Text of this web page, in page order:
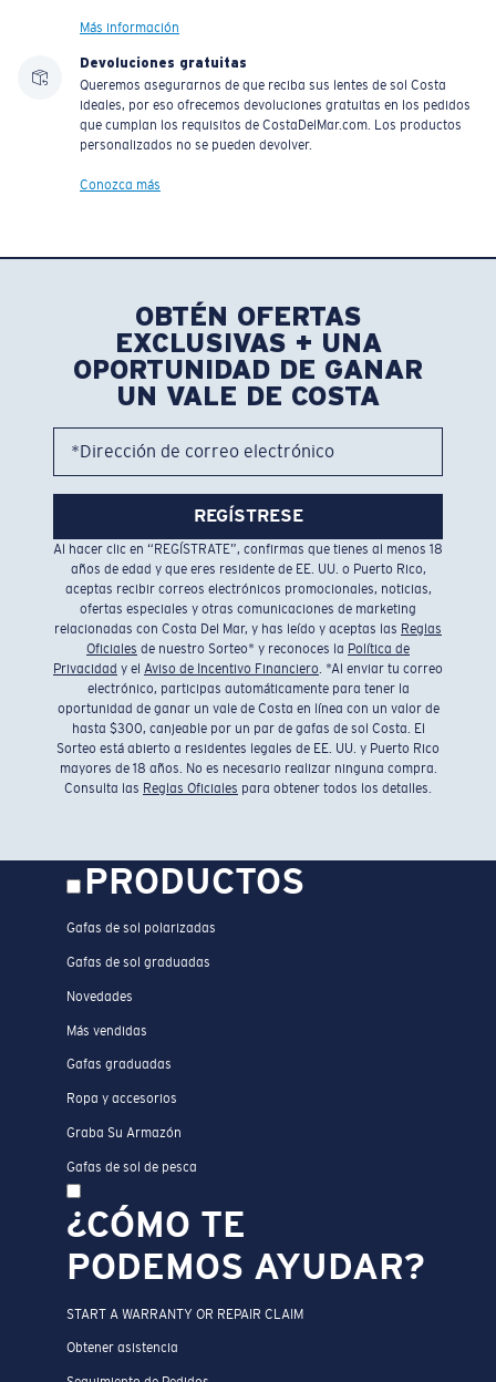
Más información
Devoluciones gratuitas
Queremos asegurarnos de que reciba sus lentes de sol Costa
ideales, por eso ofrecemos devoluciones gratuitas en los pedidos
que cumplan los requisitos de CostaDelMar.com. Los productos
personalizados no se pueden devolver.
Conozca más
OBTÉN OFERTAS
EXCLUSIVAS + UNA
OPORTUNIDAD DE GANAR
UN VALE DE COSTA
*Dirección de correo electrónico
REGÍSTRESE
Al hacer clic en “REGÍSTRATE”, confirmas que tienes al menos 18
años de edad y que eres residente de EE. UU. o Puerto Rico,
aceptas recibir correos electrónicos promocionales, noticias,
ofertas especiales y otras comunicaciones de marketing
relacionadas con Costa Del Mar, y has leído y aceptas las Reglas
Oficiales de nuestro Sorteo* y reconoces la Política de
Privacidad y el Aviso de Incentivo Financiero. *Al enviar tu correo
electrónico, participas automáticamente para tener la
oportunidad de ganar un vale de Costa en línea con un valor de
hasta $300, canjeable por un par de gafas de sol Costa. El
Sorteo está abierto a residentes legales de EE. UU. y Puerto Rico
mayores de 18 años. No es necesario realizar ninguna compra.
Consulta las Reglas Oficiales para obtener todos los detalles.
PRODUCTOS
Gafas de sol polarizadas
Gafas de sol graduadas
Novedades
Más vendidas
Gafas graduadas
Ropa y accesorios
Graba Su Armazón
Gafas de sol de pesca
¿CÓMO TE
PODEMOS AYUDAR?
START A WARRANTY OR REPAIR CLAIM
Obtener asistencia